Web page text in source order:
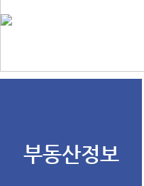
부동산정보